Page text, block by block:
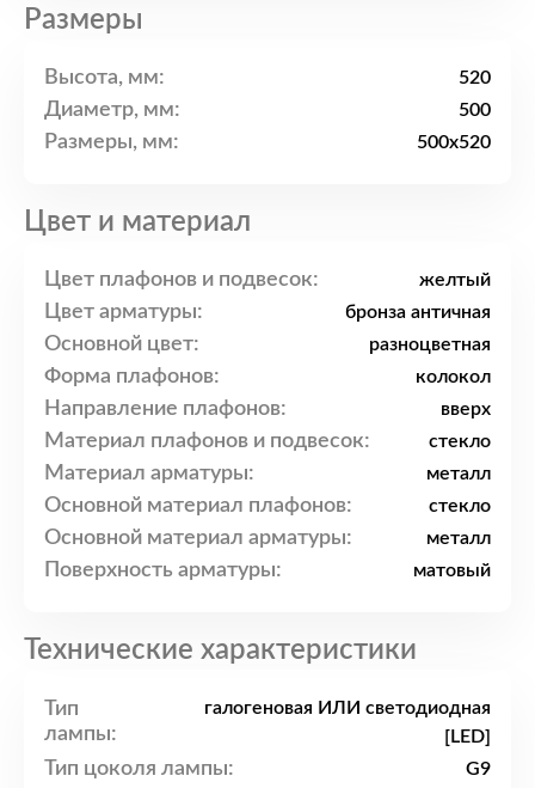
Размеры
Высота, мм: 520
Диаметр, мм: 500
Размеры, мм: 500x520
Цвет и материал
Цвет плафонов и подвесок: желтый
Цвет арматуры: бронза античная
Основной цвет: разноцветная
Форма плафонов: колокол
Направление плафонов: вверх
Материал плафонов и подвесок: стекло
Материал арматуры: металл
Основной материал плафонов: стекло
Основной материал арматуры: металл
Поверхность арматуры: матовый
Технические характеристики
Тип
лампы:
галогеновая ИЛИ светодиодная
[LED]
Тип цоколя лампы: G9